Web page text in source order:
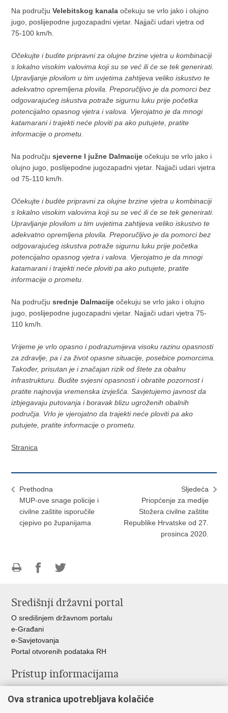
Na područjuVelebitskog kanala očekuju se vrlo jako i olujno
jugo, poslijepodne jugozapadni vjetar. Najjači udari vjetra od
75-100 km/h.
Očekujte i budite pripravni za olujne brzine vjetra u kombinaciji
s lokalno visokim valovima koji su se već ili će se tek generirati.
Upravljanje plovilom u tim uvjetima zahtijeva veliko iskustvo te
adekvatno opremljena plovila. Preporučljivo je da pomorci bez
odgovarajućeg iskustva potraže sigurnu luku prije početka
potencijalno opasnog vjetra i valova. Vjerojatno je da mnogi
katamarani i trajekti neće ploviti pa ako putujete, pratite
informacije o prometu.
Na područjusjeverne I južne Dalmacijeočekuju se vrlo jako i
olujno jugo, poslijepodne jugozapadni vjetar. Najjači udari vjetra
od 75-110 km/h.
Očekujte i budite pripravni za olujne brzine vjetra u kombinaciji
s lokalno visokim valovima koji su se već ili će se tek generirati.
Upravljanje plovilom u tim uvjetima zahtijeva veliko iskustvo te
adekvatno opremljena plovila. Preporučljivo je da pomorci bez
odgovarajućeg iskustva potraže sigurnu luku prije početka
potencijalno opasnog vjetra i valova. Vjerojatno je da mnogi
katamarani i trajekti neće ploviti pa ako putujete, pratite
informacije o prometu.
Na područjusrednje Dalmacije očekuju se vrlo jako i olujno
jugo, poslijepodne jugozapadni vjetar. Najjači udari vjetra 75-
110 km/h.
Vrijeme je vrlo opasno i podrazumijeva visoku razinu opasnosti
za zdravlje, pa i za život opasne situacije, posebice pomorcima.
Također, prisutan je i značajan rizik od štete za obalnu
infrastrukturu. Budite svjesni opasnosti i obratite pozornost i
pratite najnovija vremenska izvješća. Savjetujemo javnost da
izbjegavaju putovanja i boravak blizu ugroženih obalnih
područja. Vrlo je vjerojatno da trajekti neće ploviti pa ako
putujete, pratite informacije o prometu.
Stranica
Prethodna
MUP-ove snage policije i
civilne zaštite isporučile
cjepivo po županijama
Sljedeća
Priopćenje za medije
Stožera civilne zaštite
Republike Hrvatske od 27.
prosinca 2020.
FacebookuTwitteru
Središnji državni portal
O središnjem državnom portalu
e-Građani
e-Savjetovanja
Portal otvorenih podataka RH
Pristup informacijama
Savjetovanje
Ova stranica upotrebljava kolačiće